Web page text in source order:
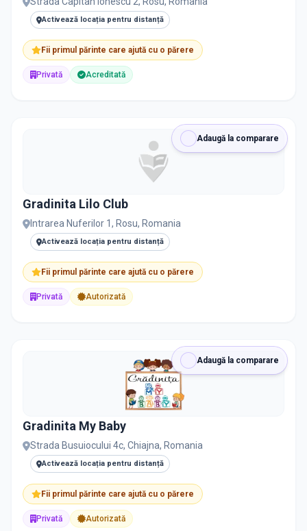
Activează locația pentru distanță
Fii primul părinte care ajută cu o părere
Privată Acreditată
Adaugă la comparare
Gradinita Lilo Club
Intrarea Nuferilor 1, Rosu, Romania
Activează locația pentru distanță
Fii primul părinte care ajută cu o părere
Privată Autorizată
Adaugă la comparare
Gradinita My Baby
Strada Busuiocului 4c, Chiajna, Romania
Activează locația pentru distanță
Fii primul părinte care ajută cu o părere
Privată Autorizată